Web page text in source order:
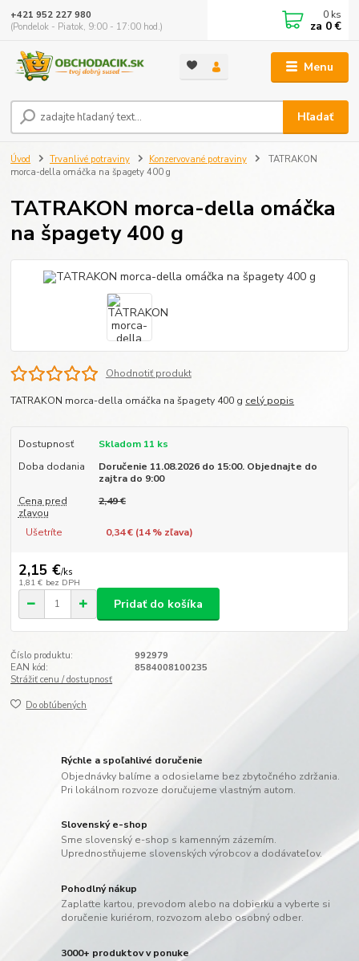
Menu
Hľadať
+421 952 227 980
(Pondelok - Piatok, 9:00 - 17:00 hod.)
0 ks
za 0 €
Úvod Trvanlivé potraviny Konzervované potraviny
TATRAKON
morca-della omáčka na špagety 400 g
TATRAKON morca-della omáčka
na špagety 400 g
Ohodnotiť produkt
TATRAKON morca-della omáčka na špagety 400 g celý popis
Dostupnosť
Skladom 11 ks
Doba dodania
Doručenie 11.08.2026 do 15:00. Objednajte do
zajtra do 9:00
Cena pred
zľavou
2,49 €
Ušetríte 0,34 € (14% zľava)
2,15 €/ks
1,81 € bez DPH
Pridať do košíka
Číslo produktu:
992979
EAN kód:
8584008100235
Strážiť cenu / dostupnosť
Do obľúbených
Rýchle a spoľahlivé doručenie
Objednávky balíme a odosielame bez zbytočného zdržania.
Pri lokálnom rozvoze doručujeme vlastným autom.
Slovenský e-shop
Sme slovenský e-shop s kamenným zázemím.
Uprednostňujeme slovenských výrobcov a dodávateľov.
Pohodlný nákup
Zaplaťte kartou, prevodom alebo na dobierku a vyberte si
doručenie kuriérom, rozvozom alebo osobný odber.
3000+ produktov v ponuke